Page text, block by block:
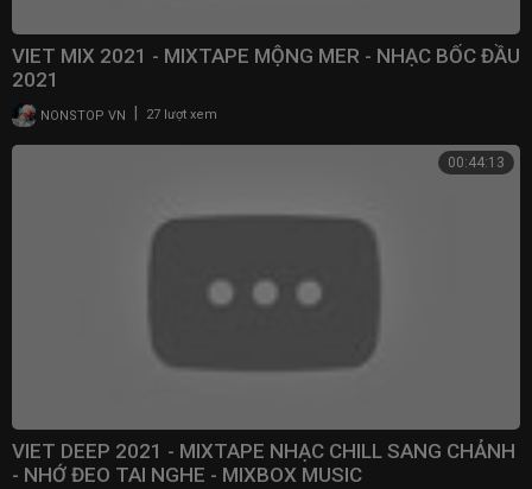
VIET MIX 2021 - MIXTAPE MỘNG MER - NHẠC BỐC ĐẦU
2021
NONSTOP VN 27 lượt xem
00:44:13
VIET DEEP 2021 - MIXTAPE NHẠC CHILL SANG CHẢNH
- NHỚ ĐEO TAI NGHE - MIXBOX MUSIC